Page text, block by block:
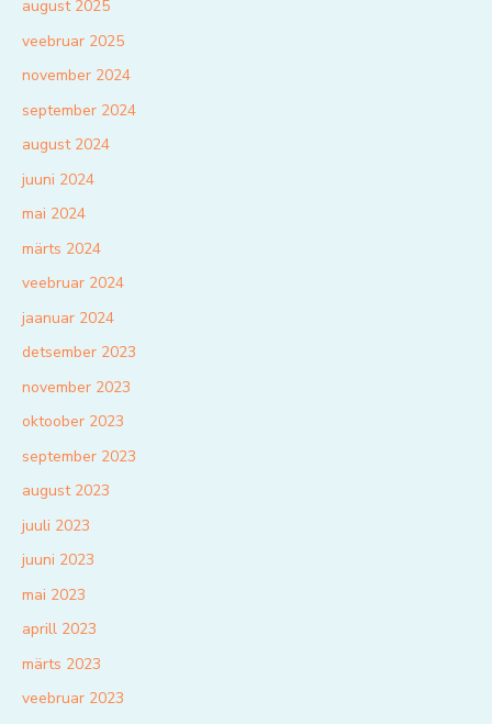
august 2025
veebruar 2025
november 2024
september 2024
august 2024
juuni 2024
mai 2024
märts 2024
veebruar 2024
jaanuar 2024
detsember 2023
november 2023
oktoober 2023
september 2023
august 2023
juuli 2023
juuni 2023
mai 2023
aprill 2023
märts 2023
veebruar 2023